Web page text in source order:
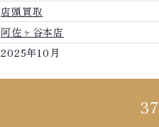
店頭買取
阿佐ヶ谷本店
2025年10月